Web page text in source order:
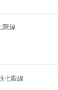
隈線
七隈線